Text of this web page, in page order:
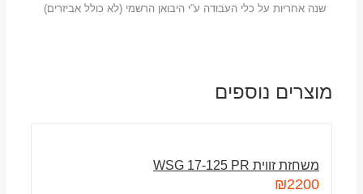
שנה אחריות על כלי העבודה ע”י היבואן הרשמי (לא כולל אביזרים)
מוצרים נוספים
משחזת זווית WSG 17-125 PR
₪2200